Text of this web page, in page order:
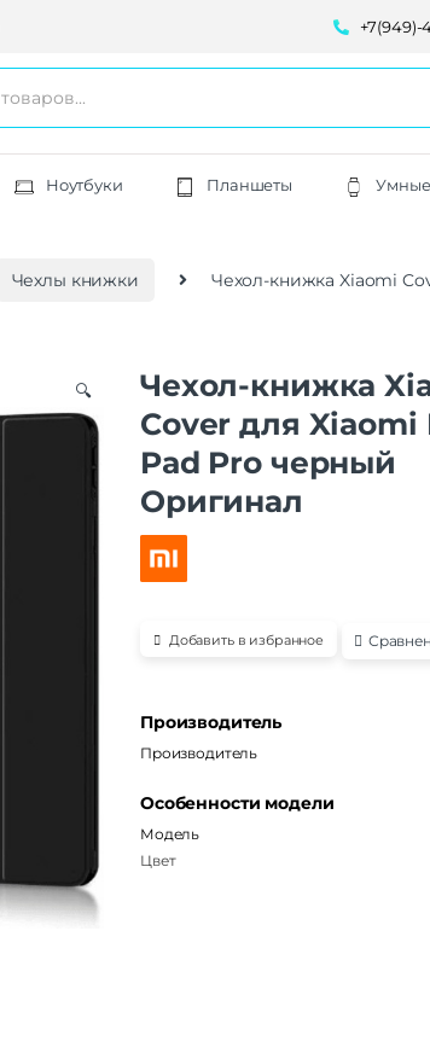
+7(949)-
Ноутбуки Планшеты Умные
Чехлы книжки Чехол-книжка Xiaomi
🔍
Чехол-книжка
Cover для Xiaomi
Pad Pro черный
Оригинал
Добавить в избранное
Производитель
Производитель
Особенности модели
Модель
Цвет